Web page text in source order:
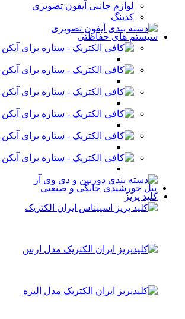
لوازم جانبی آیفون تصویری
کدینگ
سیستم های حفاظتی
پنل خورشیدی خانگی و صنعتی
کلید پریز